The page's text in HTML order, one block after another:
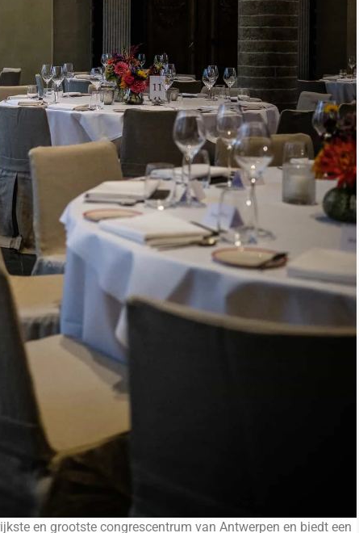
en grootste congrescentrum van Antwerpen en biedt een